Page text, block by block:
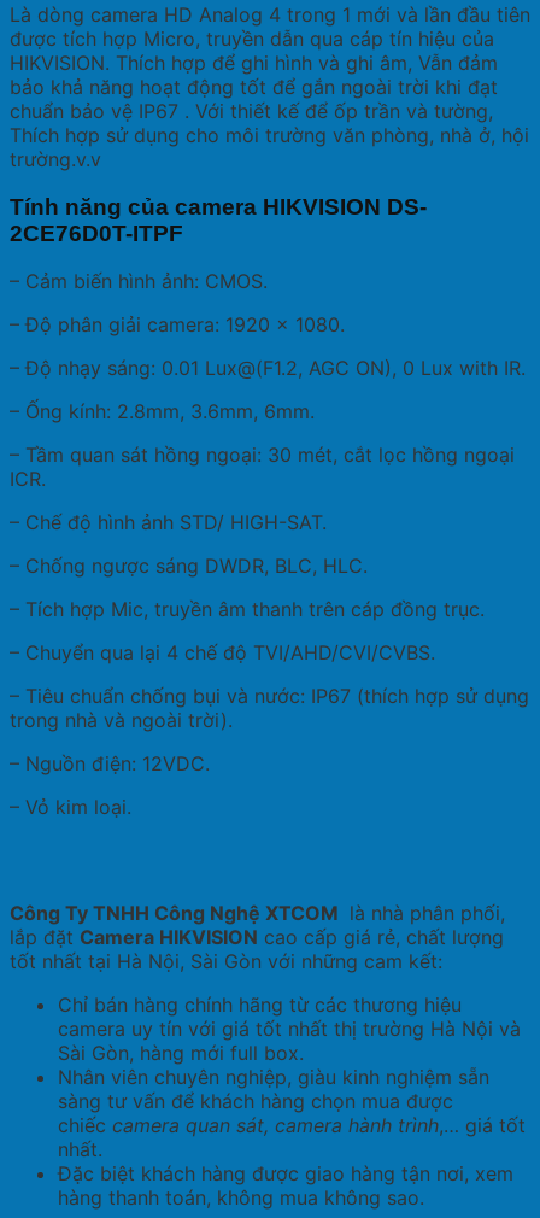
Là dòng camera HD Analog 4 trong 1 mới và lần đầu tiên
được tích hợp Micro, truyền dẫn qua cáp tín hiệu của
HIKVISION. Thích hợp để ghi hình và ghi âm, Vẫn đảm
bảo khả năng hoạt động tốt để gắn ngoài trời khi đạt
chuẩn bảo vệ IP67 . Với thiết kế để ốp trần và tường,
Thích hợp sử dụng cho môi trường văn phòng, nhà ở, hội
trường.v.v
Tính năng của camera HIKVISION DS-
2CE76D0T-ITPF
– Cảm biến hình ảnh: CMOS.
– Độ phân giải camera: 1920 x 1080.
– Độ nhạy sáng: 0.01 Lux@(F1.2, AGC ON), 0 Lux with IR.
– Ống kính: 2.8mm, 3.6mm, 6mm.
– Tầm quan sát hồng ngoại: 30 mét, cắt lọc hồng ngoại
ICR.
– Chế độ hình ảnh STD/ HIGH-SAT.
– Chống ngược sáng DWDR, BLC, HLC.
– Tích hợp Mic, truyền âm thanh trên cáp đồng trục.
– Chuyển qua lại 4 chế độ TVI/AHD/CVI/CVBS.
– Tiêu chuẩn chống bụi và nước: IP67 (thích hợp sử dụng
trong nhà và ngoài trời).
– Nguồn điện: 12VDC.
– Vỏ kim loại.
Công Ty TNHH Công Nghệ XTCOM là nhà phân phối,
lắp đặt Camera HIKVISION cao cấp giá rẻ, chất lượng
tốt nhất tại Hà Nội, Sài Gòn với những cam kết:
Chỉ bán hàng chính hãng từ các thương hiệu
camera uy tín với giá tốt nhất thị trường Hà Nội và
Sài Gòn, hàng mới full box.
Nhân viên chuyên nghiệp, giàu kinh nghiệm sẵn
sàng tư vấn để khách hàng chọn mua được
chiếc camera quan sát, camera hành trình,… giá tốt
nhất.
Đặc biệt khách hàng được giao hàng tận nơi, xem
hàng thanh toán, không mua không sao.